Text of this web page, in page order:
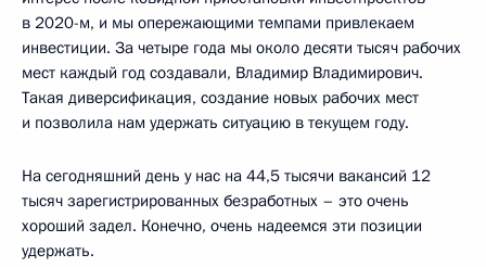
в 2020-м, и мы опережающими темпами привлекаем
инвестиции. За четыре года мы около десяти тысяч рабочих
мест каждый год создавали, Владимир Владимирович.
Такая диверсификация, создание новых рабочих мест
и позволила нам удержать ситуацию в текущем году.
На сегодняшний день у нас на 44,5 тысячи вакансий 12
тысяч зарегистрированных безработных – это очень
хороший задел. Конечно, очень надеемся эти позиции
удержать.